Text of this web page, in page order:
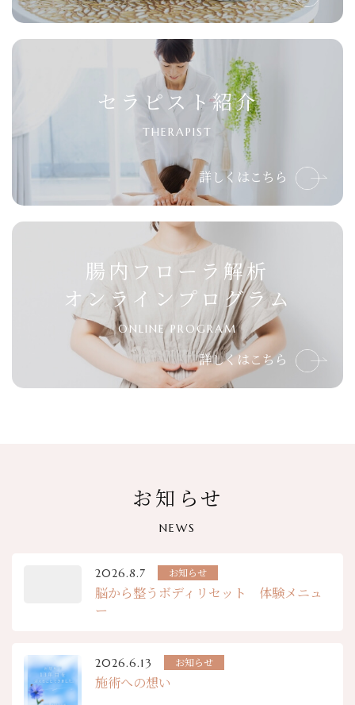
セラピスト紹介
THERAPIST
詳しくはこちら
腸内フローラ解析
オンラインプログラム
ONLINE PROGRAM
詳しくはこちら
お知らせ
NEWS
2026.8.7 お知らせ
脳から整うボディリセット 体験メニュ
ー
2026.6.13 お知らせ
施術への想い